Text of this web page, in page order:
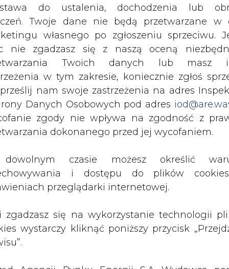
do ustalenia, dochodzenia lub
Twoje dane nie będą przetwarzane w
własnego po zgłoszeniu sprzeciwu.
nie zgadzasz się z naszą oceną
Twoich danych lub masz
w tym zakresie, koniecznie zgłoś
prześlij nam swoje zastrzeżenia na adres
Danych Osobowych pod adres
zgody nie wpływa na zgodność z
dokonanego przed jej wycofaniem.
czasie możesz określić
i dostępu do plików
przeglądarki internetowej.
zgadzasz się na wykorzystanie technologii
wystarczy kliknąć poniższy przycisk
także budować podziemne zbiorniki
elektrowni i sieci
surowców energetycznych: - Zaznaczam, że
zmian w świecie Rosja nigdy nie
uczestnicy konferencji powinni się
realizować siłą, a dostępność źródeł
(…) By nie rozumieć tego błędnie:
produkujących i konsumenckich".
polityka energetyczna w regionie
inteligencji. Wydawca portalu CIRE zgadza się na
publikacji do szkoleń treningowych LLM.